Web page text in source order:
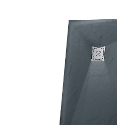
Кухонные мойки
Раковины
Душевые кабины
Полотенцесушители